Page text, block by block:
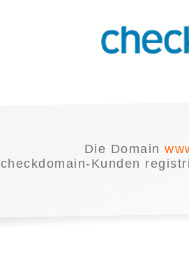
Die Domain
checkdomain-Kunden